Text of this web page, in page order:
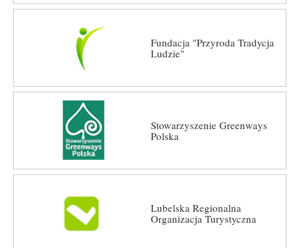
Fundacja "Przyroda Tradycja
Ludzie"
Stowarzyszenie Greenways
Polska
Lubelska Regionalna
Organizacja Turystyczna